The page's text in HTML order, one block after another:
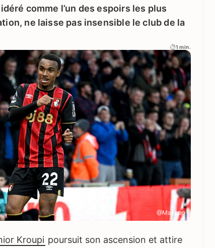
comme l’un des espoirs les plus
ne laisse pas insensible le club de la
1 min.
@Maxppp
Kroupi poursuit son ascension et attire